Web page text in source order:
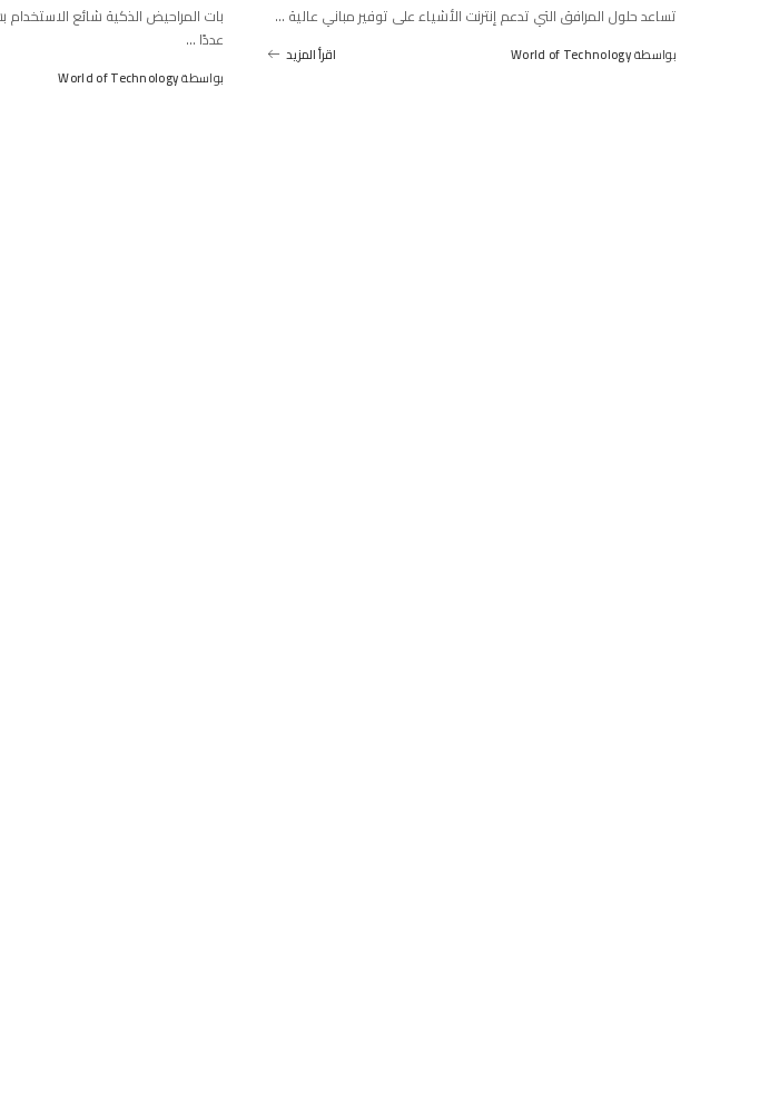
تساعد حلول المرافق التي تدعم إنترنت الأشياء على توفير مباني عالية ...
Posted
بواسطةWorld of Technology اقرأ المزيد
بات المراحيض الذكية شائع الاستخدام
عددًا ...
Posted
بواسطةWorld of Technology